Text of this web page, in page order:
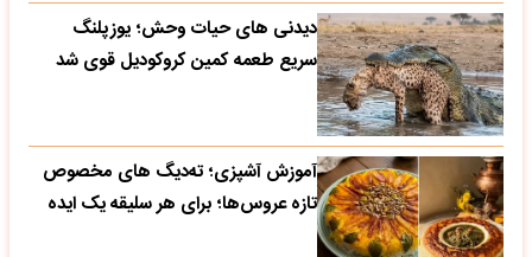
دیدنی های حیات وحش؛ یوزپلنگ
سریع طعمه کمین کروکودیل قوی شد
آموزش آشپزی؛ ته‌دیگ‌ های مخصوص
تازه‌ عروس‌ها؛ برای هر سلیقه یک ایده